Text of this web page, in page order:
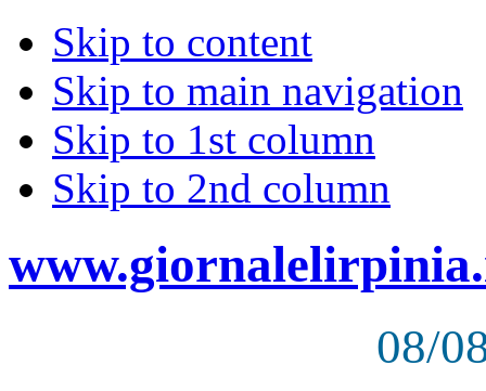
Skip to content
Skip to main navigation
Skip to 1st column
Skip to 2nd column
08/